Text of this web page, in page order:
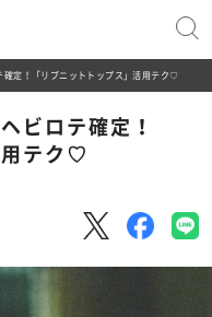
確定！「リブニットトップス」活用テク♡
ビロテ確定！
用テク♡